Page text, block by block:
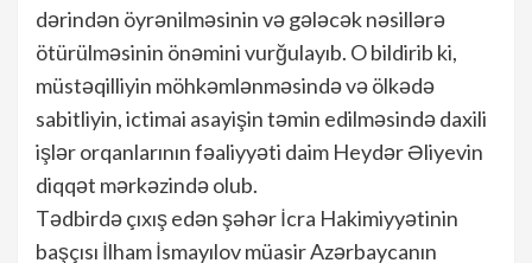
dərindən öyrənilməsinin və gələcək nəsillərə
ötürülməsinin önəmini vurğulayıb. O bildirib ki,
müstəqilliyin möhkəmlənməsində və ölkədə
sabitliyin, ictimai asayişin təmin edilməsində daxili
işlər orqanlarının fəaliyyəti daim Heydər Əliyevin
diqqət mərkəzində olub.
Tədbirdə çıxış edən şəhər İcra Hakimiyyətinin
başçısı İlham İsmayılov müasir Azərbaycanın